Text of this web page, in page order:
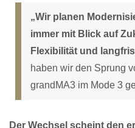
„Wir planen
immer mit Blick auf
Flexibilität und
haben wir den Sprung
grandMA3 im Mode 3
Der Wechsel scheint den